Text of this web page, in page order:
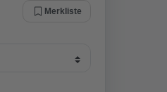
Merkliste